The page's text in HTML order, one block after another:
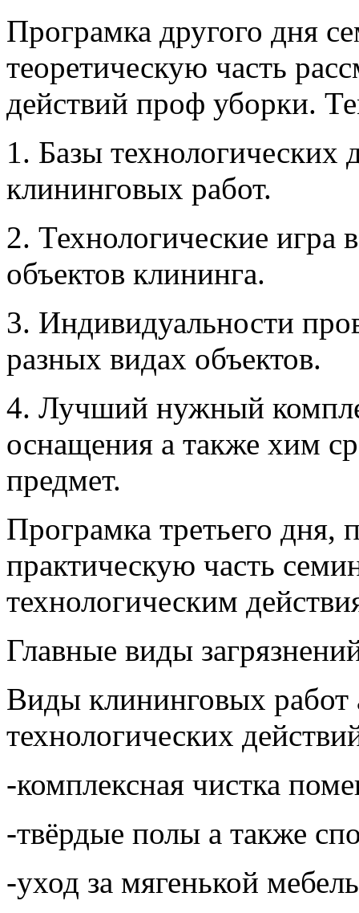
Програмка другого дня
теоретическую часть
действий проф уборки.
1. Базы технологических
клининговых работ.
2. Технологические игра
объектов клининга.
3. Индивидуальности
разных видах объектов.
4. Лучший нужный
оснащения а также хим
предмет.
Програмка третьего дня,
практическую часть
технологическим
Главные виды
Виды клининговых работ
технологических
-комплексная чистка
-твёрдые полы а также
-уход за мягенькой